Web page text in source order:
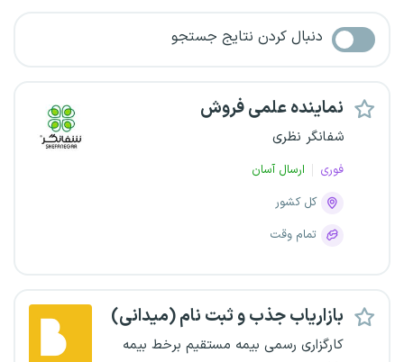
دنبال کردن نتایج جستجو
نماینده علمی فروش
شفانگر نظری
فوری
ارسال آسان
کل کشور
تمام وقت
بازاریاب جذب و ثبت نام (میدانی)
کارگزاری رسمی بیمه مستقیم برخط بیمه